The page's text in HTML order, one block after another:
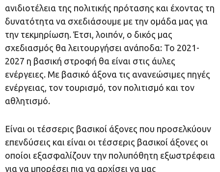
ανιδιοτέλεια της πολιτικής πρότασης και έχοντας τη
δυνατότητα να σχεδιάσουμε με την ομάδα μας για
την τεκμηρίωση. Έτσι, λοιπόν, ο δικός μας
σχεδιασμός θα λειτουργήσει ανάποδα: Το 2021-
2027 η βασική στροφή θα είναι στις άυλες
ενέργειες. Με βασικό άξονα τις ανανεώσιμες πηγές
ενέργειας, τον τουρισμό, τον πολιτισμό και τον
αθλητισμό.
Είναι οι τέσσερις βασικοί άξονες που προσελκύουν
επενδύσεις και είναι οι τέσσερις βασικοί άξονες οι
οποίοι εξασφαλίζουν την πολυπόθητη εξωστρέφεια
για να μπορέσει πια να αρχίσει να μας